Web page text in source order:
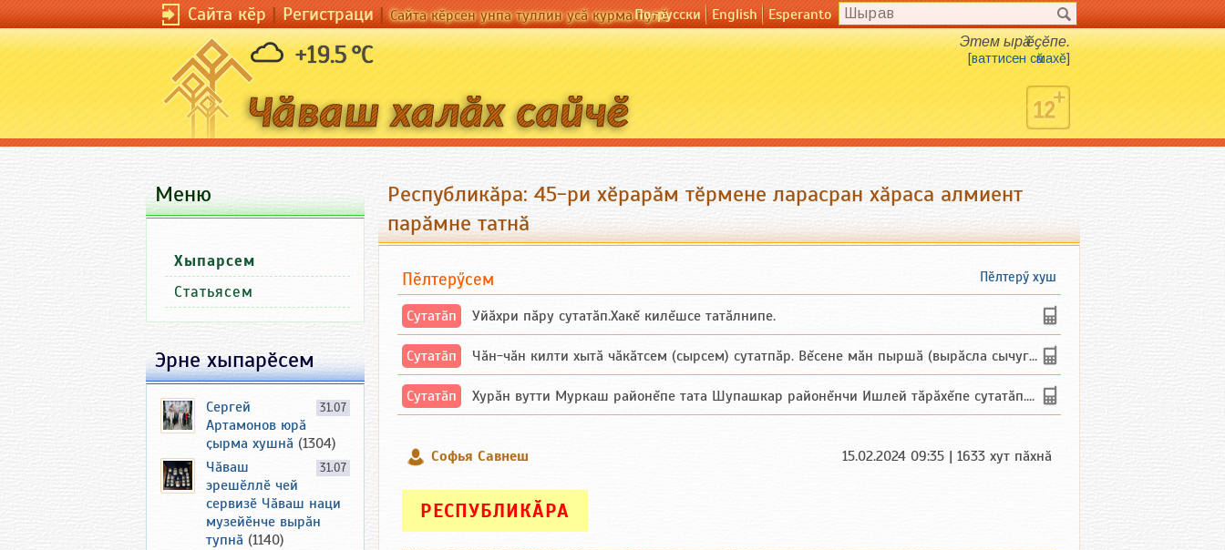
Сайта кӗр|Регистраци|Сайта кӗрсен унпа туллин усӑ курма пулӗПо-русски English Esperanto
+19.5 °C Этем ырӑ ӗҫӗпе.
[ваттисен сӑмахӗ]
Республикӑра: 45-ри хӗрарӑм тӗрмене ларасран хӑраса алмиент
парӑмне татнӑ
Пӗлтерӳ хуш
Пӗлтерӳсем
Сутатӑп Уйăхри пăру сутатăп.Хакĕ килĕшсе татăлнипе.
Сутатӑп Чăн-чăн килти хытă чăкăтсем (сырсем) сутатпăр. Вĕсене мăн пыршă (вырăсла сычуг) ...
Сутатӑп Хурăн вутти Муркаш районĕпе тата Шупашкар районĕнчи Ишлей тăрăхĕпе сутатăп. Ха...
Софья Савнеш 15.02.2024 09:35 | 1633 хут пӑхнӑ
РЕСПУБЛИКӐРА
Меню
Хыпарсем
Статьясем
Эрне хыпарӗсем
31.07
Сергей
Артамонов юрӑ
ҫырма хушнӑ (1304)
31.07
Чӑваш
эрешӗллӗ чей
сервизӗ Чӑваш наци
музейӗнче вырӑн
тупнӑ (1140)